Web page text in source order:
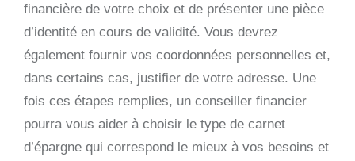
financière de votre choix et de présenter une pièce
d’identité en cours de validité. Vous devrez
également fournir vos coordonnées personnelles et,
dans certains cas, justifier de votre adresse. Une
fois ces étapes remplies, un conseiller financier
pourra vous aider à choisir le type de carnet
d’épargne qui correspond le mieux à vos besoins et